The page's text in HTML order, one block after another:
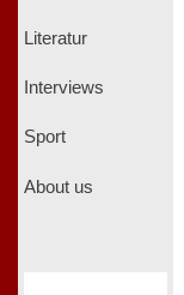
Literatur
Interviews
Sport
About us